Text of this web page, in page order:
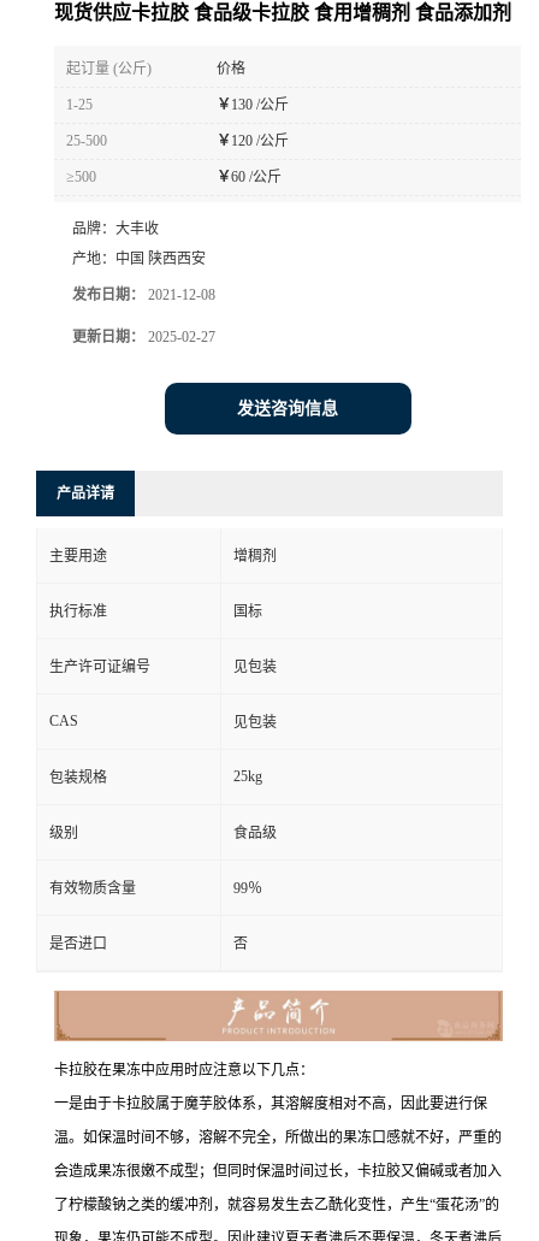
现货供应卡拉胶 食品级卡拉胶 食用增稠剂 食品添加剂
起订量 (公斤) 价格
1-25 ￥130 /公斤
25-500 ￥120 /公斤
≥500 ￥60 /公斤
品牌： 大丰收
产地： 中国 陕西西安
发布日期： 2021-12-08
更新日期： 2025-02-27
发送咨询信息
产品详请
主要用途 增稠剂
执行标准 国标
生产许可证编号 见包装
CAS 见包装
包装规格 25kg
级别 食品级
有效物质含量 99％
是否进口 否
卡拉胶在果冻中应用时应注意以下几点：
一是由于卡拉胶属于魔芋胶体系，其溶解度相对不高，因此要进行保
温。如保温时间不够，溶解不完全，所做出的果冻口感就不好，严重的
会造成果冻很嫩不成型；但同时保温时间过长，卡拉胶又偏碱或者加入
了柠檬酸钠之类的缓冲剂，就容易发生去乙酰化变性，产生“蛋花汤”的